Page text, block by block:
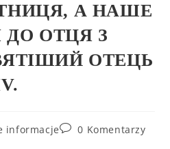
А НАШЕ
ОТЦЯ З
ОТЕЦЬ
informacje 0 Komentarzy